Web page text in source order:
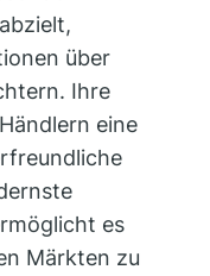
über
Ihre
eine
es
Märkten zu